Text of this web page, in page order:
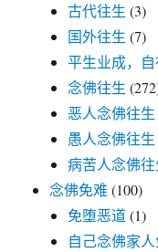
古代往生 (3)
国外往生 (7)
平生业成，
念佛往生
恶人念佛往生
愚人念佛往生
病苦人念佛往
念佛免难(100)
免堕恶道(1)
自己念佛家